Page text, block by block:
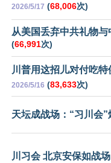
2026/5/17 (68,006次)
从美国丢弃中共礼物
(66,991次)
川普用这招儿对付吃
2026/5/16 (83,633次)
天坛成战场：“习川会
川习会 北京安保如战